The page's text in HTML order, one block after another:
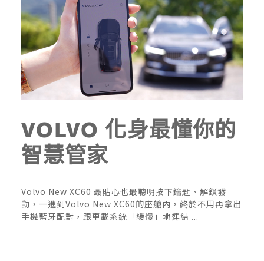
VOLVO 化身最懂你的
智慧管家
Volvo New XC60 最貼心也最聰明按下鑰匙、解鎖發
動，一進到Volvo New XC60的座艙內，終於不用再拿出
手機藍牙配對，跟車載系統「緩慢」地連結 ...